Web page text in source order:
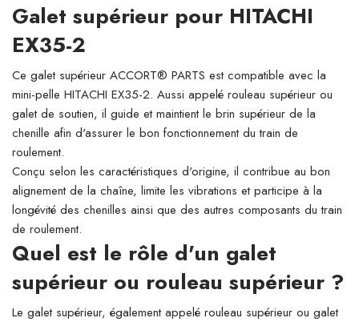
Galet supérieur pour HITACHI
EX35-2
Ce galet supérieur ACCORT® PARTS est compatible avec la
mini-pelle HITACHI EX35-2. Aussi appelé rouleau supérieur ou
galet de soutien, il guide et maintient le brin supérieur de la
chenille afin d'assurer le bon fonctionnement du train de
roulement.
Conçu selon les caractéristiques d'origine, il contribue au bon
alignement de la chaîne, limite les vibrations et participe à la
longévité des chenilles ainsi que des autres composants du train
de roulement.
Quel est le rôle d'un galet
supérieur ou rouleau supérieur ?
Le galet supérieur, également appelé rouleau supérieur ou galet